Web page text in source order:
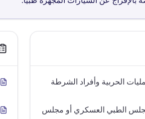
الحربية وأفراد الشرطة
الطبي العسكري أو مجلس